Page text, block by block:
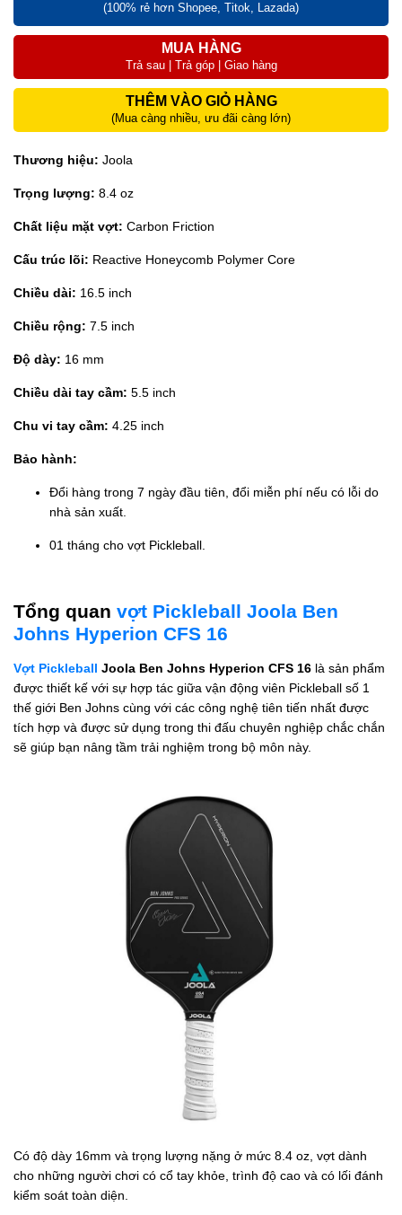
(100% rẻ hơn Shopee, Titok, Lazada)
MUA HÀNG
Trả sau | Trả góp | Giao hàng
THÊM VÀO GIỎ HÀNG
(Mua càng nhiều, ưu đãi càng lớn)
Thương hiệu: Joola
Trọng lượng: 8.4 oz
Chất liệu mặt vợt: Carbon Friction
Cấu trúc lõi: Reactive Honeycomb Polymer Core
Chiều dài: 16.5 inch
Chiều rộng: 7.5 inch
Độ dày: 16 mm
Chiều dài tay cầm: 5.5 inch
Chu vi tay cầm: 4.25 inch
Bảo hành:
Đổi hàng trong 7 ngày đầu tiên, đổi miễn phí nếu có lỗi do
nhà sản xuất.
01 tháng cho vợt Pickleball.
Tổng quan vợt Pickleball Joola Ben
Johns Hyperion CFS 16
Vợt Pickleball Joola Ben Johns Hyperion CFS 16 là sản phẩm
được thiết kế với sự hợp tác giữa vận động viên Pickleball số 1
thế giới Ben Johns cùng với các công nghệ tiên tiến nhất được
tích hợp và được sử dụng trong thi đấu chuyên nghiệp chắc chắn
sẽ giúp bạn nâng tầm trải nghiệm trong bộ môn này.
Có độ dày 16mm và trọng lượng nặng ở mức 8.4 oz, vợt dành
cho những người chơi có cổ tay khỏe, trình độ cao và có lối đánh
kiểm soát toàn diện.